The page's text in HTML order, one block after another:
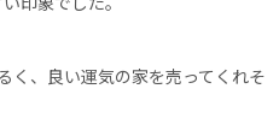
く、良い運気の家を売ってくれそ